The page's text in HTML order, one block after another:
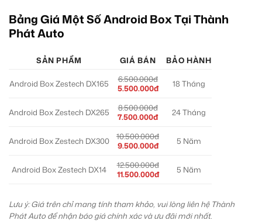
Bảng Giá Một Số Android Box Tại Thành
Phát Auto
SẢN PHẨM GIÁ BÁN BẢO HÀNH
Android Box Zestech DX165
6.500.000đ
5.500.000đ
18 Tháng
Android Box Zestech DX265
8.500.000đ
7.500.000đ
24 Tháng
Android Box Zestech DX300
10.500.000đ
9.500.000đ
5 Năm
Android Box Zestech DX14
12.500.000đ
11.500.000đ
5 Năm
Lưu ý: Giá trên chỉ mang tính tham khảo, vui lòng liên hệ Thành
Phát Auto để nhận báo giá chính xác và ưu đãi mới nhất.